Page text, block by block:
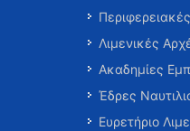
Λιμενικές
Ακαδημίες
Έδρες
Ευρετήριο